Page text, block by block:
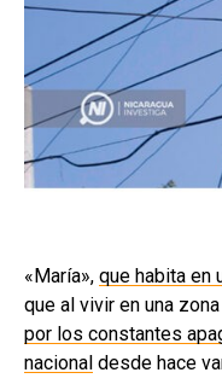
«María», que habita en
que al vivir en una
por los constantes
nacional desde hace